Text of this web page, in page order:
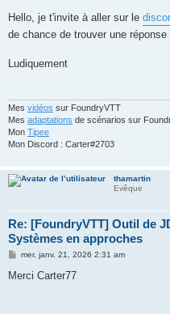
Hello, je t'invite à aller sur le
de chance de trouver une réponse
Ludiquement
Mes vidéos sur FoundryVTT
Mes adaptations de scénarios sur
Mon Tipee
Mon Discord : Carter#2703
thamartin
Evêque
Re: [FoundryVTT] Outil de
Systèmes en approches
M
s
mer. janv. 21, 2026 2:31 am
Merci Carter77